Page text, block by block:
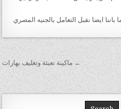
← ماكينة تعبئة وتغليف بهارات